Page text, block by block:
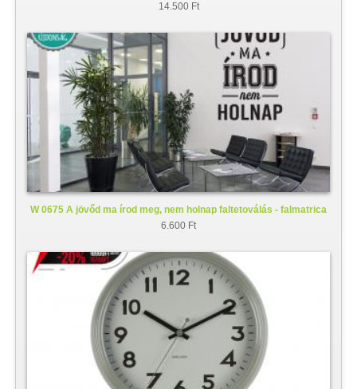
14.500 Ft
W 0675 A jövőd ma írod meg, nem holnap faltetoválás - falmatrica
6.600 Ft